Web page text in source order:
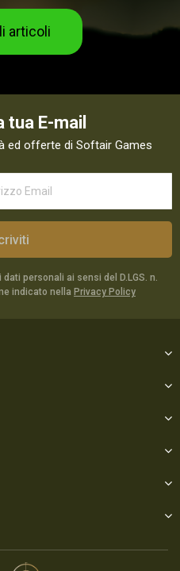
articoli
tua E-mail
ed offerte di Softair Games
personali ai sensi del D.LGS. n.
indicato nella Privacy Policy